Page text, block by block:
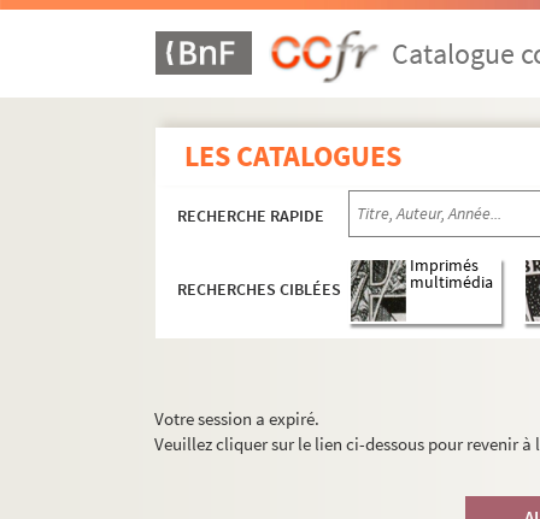
Catalogue
LES CATALOGUES
RECHERCHE RAPIDE
RECHERCHES CIBLÉES
Imprimés
multimédia
Votre session a expiré.
Veuillez cliquer sur le lien ci-dessous pour revenir